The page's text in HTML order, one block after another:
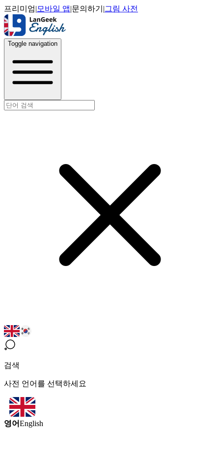
프리미엄| 모바일 앱|문의하기 |그림 사전
Toggle navigation
검색
사전 언어를 선택하세요
영어English